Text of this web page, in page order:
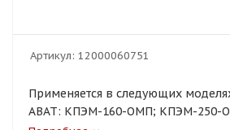
Артикул: 12000060751
Применяется в следующих
ABAT: КПЭМ-160-ОМП; КПЭМ-250-